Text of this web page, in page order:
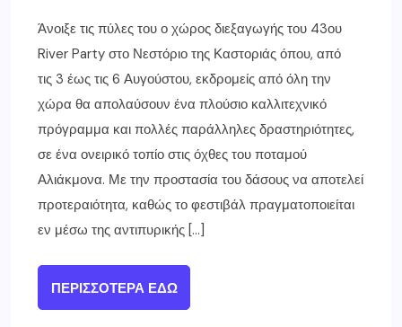
Άνοιξε τις πύλες του ο χώρος διεξαγωγής του 43ου
River Party στο Νεστόριο της Καστοριάς όπου, από
τις 3 έως τις 6 Αυγούστου, εκδρομείς από όλη την
χώρα θα απολαύσουν ένα πλούσιο καλλιτεχνικό
πρόγραμμα και πολλές παράλληλες δραστηριότητες,
σε ένα ονειρικό τοπίο στις όχθες του ποταμού
Αλιάκμονα. Με την προστασία του δάσους να αποτελεί
προτεραιότητα, καθώς το φεστιβάλ πραγματοποιείται
εν μέσω της αντιπυρικής […]
ΠΕΡΙΣΣΌΤΕΡΑ ΕΔΏ